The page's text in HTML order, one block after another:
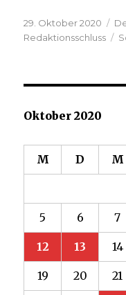
Veröffentlicht
am
29. Oktober 2020
Redaktionsschluss
Oktober 2020
M D M
5 6 7
12 13 14
19 20 21